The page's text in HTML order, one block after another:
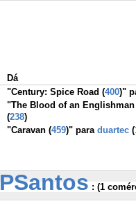
Dá
"Century: Spice Road (400)"
"The Blood of an Englishman
(238)
"Caravan (459)" paraduartec (
PSantos : (1